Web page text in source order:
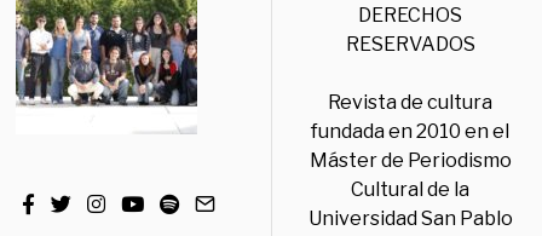
DERECHOS
RESERVADOS
Revista de cultura
fundada en 2010 en el
Máster de Periodismo
Cultural de la
Universidad San Pablo